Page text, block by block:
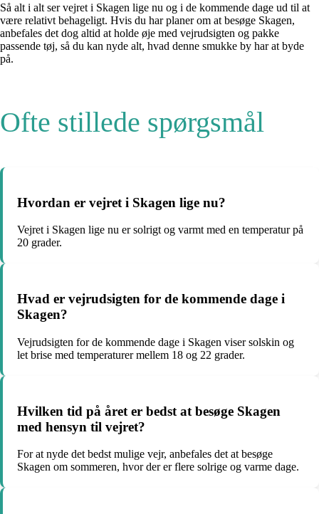
Så alt i alt ser vejret i Skagen lige nu og i de kommende dage ud til at
være relativt behageligt. Hvis du har planer om at besøge Skagen,
anbefales det dog altid at holde øje med vejrudsigten og pakke
passende tøj, så du kan nyde alt, hvad denne smukke by har at byde
på.
Ofte stillede spørgsmål
Hvordan er vejret i Skagen lige nu?
Vejret i Skagen lige nu er solrigt og varmt med en temperatur på
20 grader.
Hvad er vejrudsigten for de kommende dage i
Skagen?
Vejrudsigten for de kommende dage i Skagen viser solskin og
let brise med temperaturer mellem 18 og 22 grader.
Hvilken tid på året er bedst at besøge Skagen
med hensyn til vejret?
For at nyde det bedst mulige vejr, anbefales det at besøge
Skagen om sommeren, hvor der er flere solrige og varme dage.